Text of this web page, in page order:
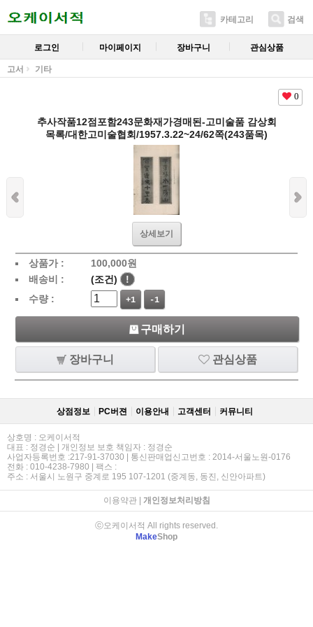
카테고리 검색
로그인 마이페이지 장바구니 관심상품
고서 기타
0
추사작품12점포함243문화재가경매된-고미술품 감상회
목록/대한고미술협회/1957.3.22~24/62쪽(243품목)
상세보기
상품가 : 100,000원
배송비 :
(조건)
!
수량 :
+1 -1
구매하기
장바구니 관심상품
상점정보 PC버젼 이용안내 고객센터 커뮤니티
상호명 : 오케이서적
대표 : 정경순 | 개인정보 보호 책임자 : 정경순
사업자등록번호 :217-91-37030 | 통신판매업신고번호 : 2014-서울노원-0176
전화 : 010-4238-7980 | 팩스 :
주소 : 서울시 노원구 중계로 195 107-1201 (중계동, 동진, 신안아파트)
이용약관| 개인정보처리방침
ⓒ오케이서적 All rights reserved.
MakeShop